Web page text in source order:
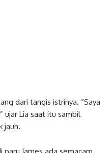
dari tangis istrinya. “Saya
ujar Lia saat itu sambil
jauh.